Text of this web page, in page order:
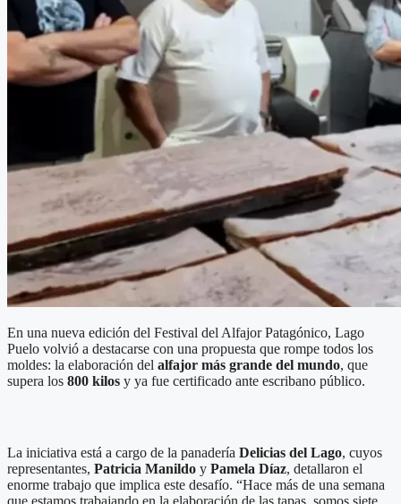
En una nueva edición del Festival del Alfajor Patagónico, Lago
Puelo volvió a destacarse con una propuesta que rompe todos los
moldes: la elaboración del alfajor más grande del mundo, que
supera los 800 kilos y ya fue certificado ante escribano público.
La iniciativa está a cargo de la panadería Delicias del Lago, cuyos
representantes, Patricia Manildo y Pamela Díaz, detallaron el
enorme trabajo que implica este desafío. “Hace más de una semana
que estamos trabajando en la elaboración de las tapas, somos siete